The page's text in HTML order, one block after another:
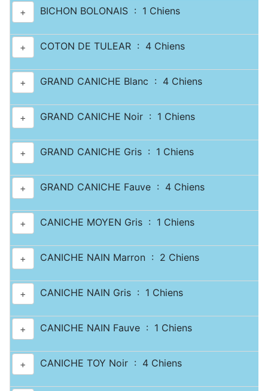
+ BICHON BOLONAIS : 1 Chiens
+ COTON DE TULEAR : 4 Chiens
+ GRAND CANICHE Blanc : 4 Chiens
+ GRAND CANICHE Noir : 1 Chiens
+ GRAND CANICHE Gris : 1 Chiens
+ GRAND CANICHE Fauve : 4 Chiens
+ CANICHE MOYEN Gris : 1 Chiens
+ CANICHE NAIN Marron : 2 Chiens
+ CANICHE NAIN Gris : 1 Chiens
+ CANICHE NAIN Fauve : 1 Chiens
+ CANICHE TOY Noir : 4 Chiens